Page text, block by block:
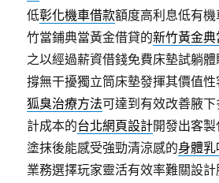
低彰化機車借款額度高利息低有
竹當鋪典當黃金借貸的新竹黃金典
之以經過薪資借錢免費床墊試躺體
撐無干擾獨立筒床墊發揮其價值
狐臭治療方法可達到有效改善腋
計成本的台北網頁設計開發出客
塗抹後能感受強勁清涼感的身體
業務選擇玩家靈活有效率難關設